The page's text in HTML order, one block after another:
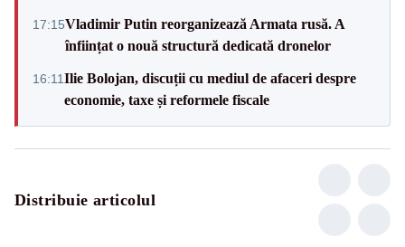
17:15Vladimir Putin reorganizează Armata rusă. A
înființat o nouă structură dedicată dronelor
16:11Ilie Bolojan, discuții cu mediul de afaceri despre
economie, taxe și reformele fiscale
Distribuie articolul